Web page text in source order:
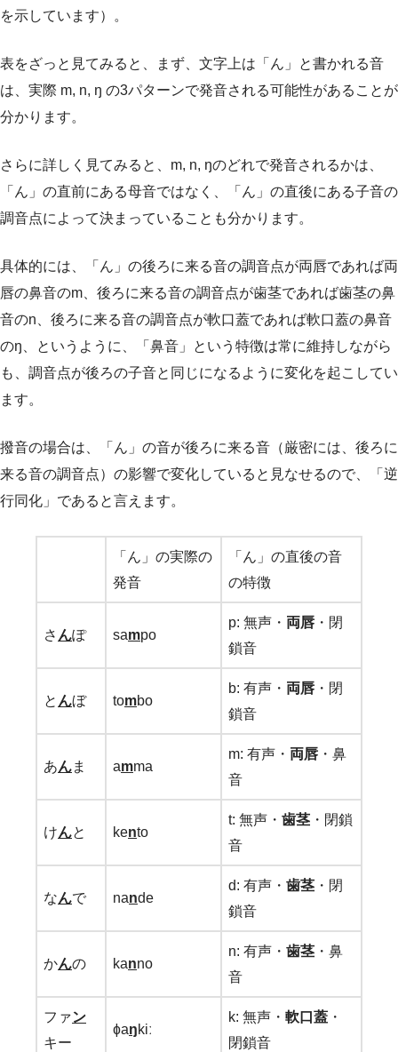
を示しています）。
表をざっと見てみると、まず、文字上は「ん」と書かれる音
は、実際 m, n, ŋ の3パターンで発音される可能性があることが
分かります。
さらに詳しく見てみると、m, n, ŋのどれで発音されるかは、
「ん」の直前にある母音ではなく、「ん」の直後にある子音の
調音点によって決まっていることも分かります。
具体的には、「ん」の後ろに来る音の調音点が両唇であれば両
唇の鼻音のm、後ろに来る音の調音点が歯茎であれば歯茎の鼻
音のn、後ろに来る音の調音点が軟口蓋であれば軟口蓋の鼻音
のŋ、というように、「鼻音」という特徴は常に維持しながら
も、調音点が後ろの子音と同じになるように変化を起こしてい
ます。
撥音の場合は、「ん」の音が後ろに来る音（厳密には、後ろに
来る音の調音点）の影響で変化していると見なせるので、「逆
行同化」であると言えます。
「ん」の実際の
発音
「ん」の直後の音
の特徴
さ んぽ sampo
p: 無声・ 両唇 ・閉
鎖音
と んぼ tombo
b: 有声・ 両唇 ・閉
鎖音
あんま amma
m: 有声・ 両唇 ・鼻
音
けんと kento
t: 無声・ 歯茎 ・閉鎖
音
なんで nande
d: 有声・ 歯茎 ・閉
鎖音
かんの kanno
n: 有声・ 歯茎 ・鼻
音
ファン
キー
ɸaŋkiː
k: 無声・ 軟口蓋 ・
閉鎖音